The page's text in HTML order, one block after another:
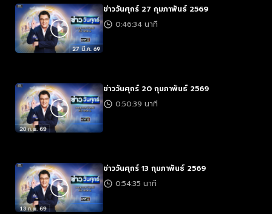
ข่าววันศุกร์ 27 กุมภาพันธ์ 2569
0:46:34 นาที
ข่าววันศุกร์ 20 กุมภาพันธ์ 2569
0:50:39 นาที
ข่าววันศุกร์ 13 กุมภาพันธ์ 2569
0:54:35 นาที